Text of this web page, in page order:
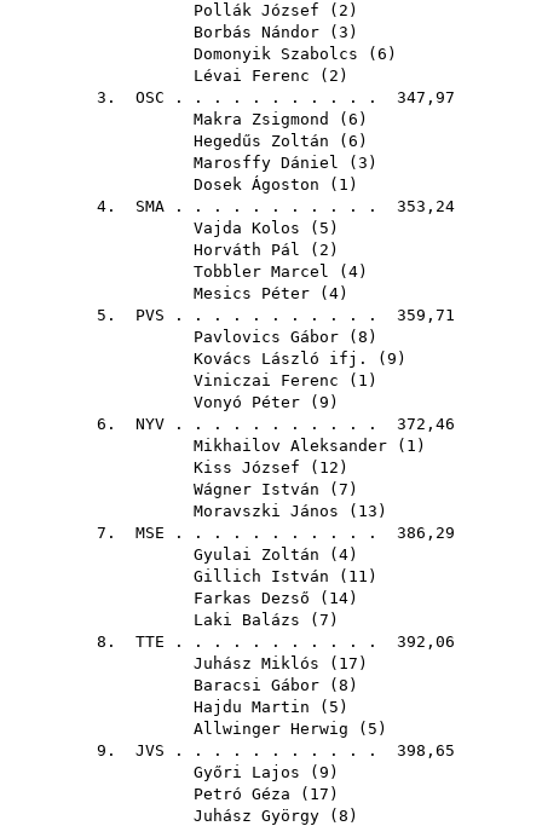
Pollák József ( 2 )
Borbás Nándor ( 3 )
Domonyik Szabolcs ( 6 )
Lévai Ferenc ( 2 )
3. OSC . . . . . . . . . . . 347,97
Makra Zsigmond
( 6 )
Hegedűs Zoltán ( 6 )
Marosffy Dániel ( 3 )
Dosek Ágoston ( 1 )
4. SMA . . . . . . . . . . . 353,24
Vajda Kolos ( 5 )
Horváth Pál ( 2 )
Tobbler Marcel ( 4)
Mesics Péter ( 4)
5. PVS . . . . . . . . . . . 359,71
Pavlovics Gábor ( 8 )
Kovács László ifj.
( 9 )
Viniczai Ferenc ( 1 )
Vonyó Péter ( 9 )
6. NYV . . . . . . . . . . . 372,46
Mikhailov Aleksander ( 1 )
Kiss József ( 12 )
Wágner István ( 7 )
Moravszki János ( 13 )
7. MSE . . . . . . . . . . . 386,29
Gyulai Zoltán ( 4)
Gillich István ( 11 )
Farkas Dezső ( 14)
Laki Balázs ( 7 )
8. TTE . . . . . . . . . . . 392,06
Juhász Miklós ( 17 )
Baracsi Gábor ( 8 )
Hajdu Martin ( 5 )
Allwinger Herwig ( 5 )
9. JVS . . . . . . . . . . . 398,65
Győri Lajos ( 9 )
Petró Géza ( 17 )
Juhász György ( 8 )